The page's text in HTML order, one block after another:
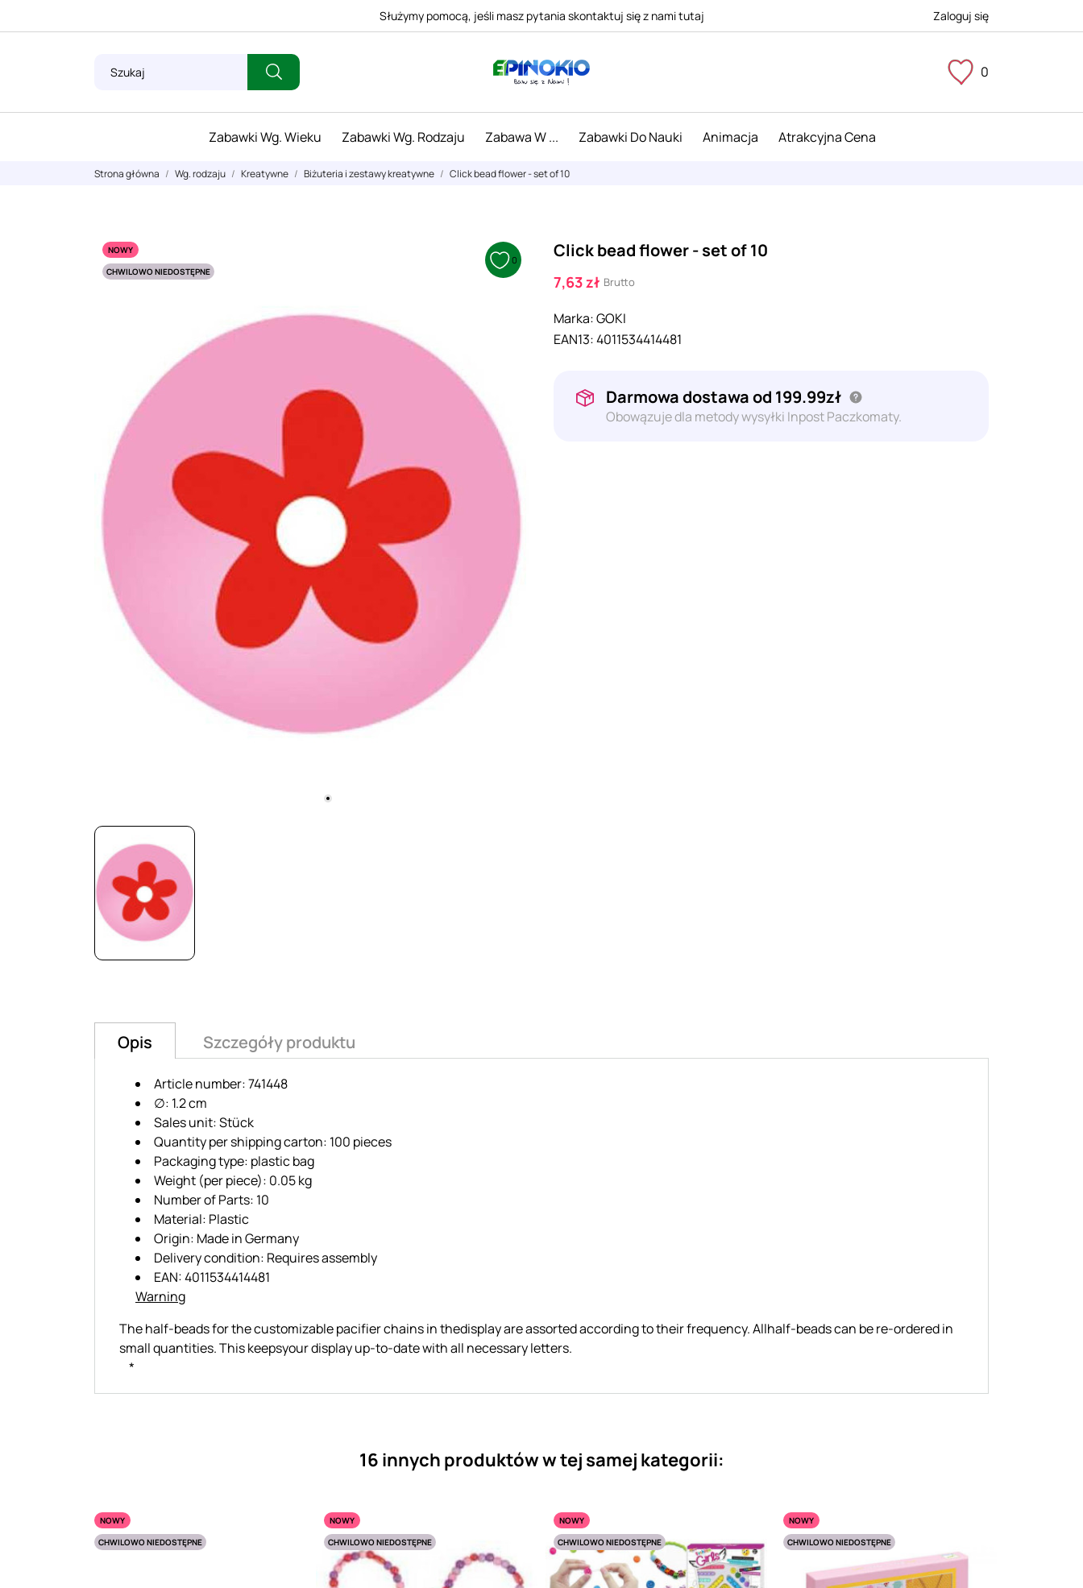
Służymy pomocą, jeśli masz pytania skontaktuj się z nami tutaj Zaloguj się
0
Zabawki Wg. Wieku Zabawki Wg. Rodzaju Zabawa W ... Zabawki Do Nauki Animacja Atrakcyjna Cena
Strona główna Wg. rodzaju Kreatywne Biżuteria i zestawy kreatywne Click bead flower - set of 10
NOWY
CHWILOWO NIEDOSTĘPNE
0 Click bead flower - set of 10
7,63 zł Brutto
Marka:GOKI
EAN13:4011534414481
Darmowa dostawa od 199.99zł
Obowązuje dla metody wysyłki Inpost Paczkomaty.
Opis Szczegóły produktu
Article number: 741448
∅: 1.2 cm
Sales unit: Stück
Quantity per shipping carton: 100 pieces
Packaging type: plastic bag
Weight (per piece): 0.05 kg
Number of Parts: 10
Material: Plastic
Origin: Made in Germany
Delivery condition: Requires assembly
EAN: 4011534414481
Warning
The half-beads for the customizable pacifier chains in thedisplay are assorted according to their frequency. Allhalf-beads can be re-ordered in
small quantities. This keepsyour display up-to-date with all necessary letters.
*
16 innych produktów w tej samej kategorii:
NOWY
CHWILOWO NIEDOSTĘPNE
NOWY
CHWILOWO NIEDOSTĘPNE
NOWY
CHWILOWO NIEDOSTĘPNE
NOWY
CHWILOWO NIEDOSTĘPNE